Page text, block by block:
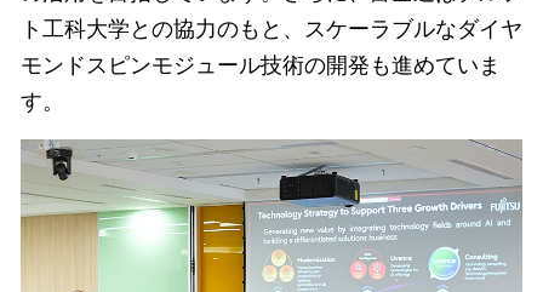
ト工科大学との協力のもと、スケーラブルなダイヤ
モンドスピンモジュール技術の開発も進めていま
す。